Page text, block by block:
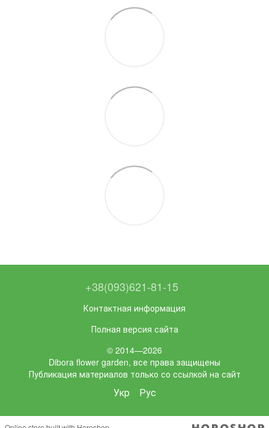
+38(093)621-81-15
Контактная информация
Полная версия сайта
© 2014—2026
Dibora flower garden, все права защищены
Публикация материалов только со ссылкой на сайт
Укр Рус